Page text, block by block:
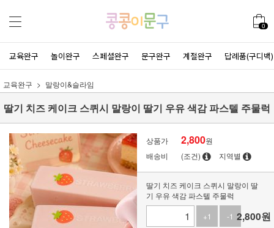
0
교육완구 놀이완구 스페셜완구 문구완구 계절완구 답례품(구디백)
교육완구 말랑이&슬라임
딸기 치즈 케이크 스퀴시 말랑이 딸기 우유 색감 파스텔 주물럭
상품가 2,800원
배송비
(조건) 지역별
딸기 치즈 케이크 스퀴시 말랑이 딸
기 우유 색감 파스텔 주물럭
+1
-1 2,800원